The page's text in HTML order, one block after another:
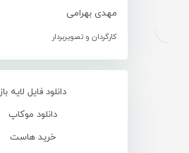
مهدی بهرامی
کارگردان و تصویربردار
دانلود فایل لایه باز
دانلود موکاپ
خرید هاست